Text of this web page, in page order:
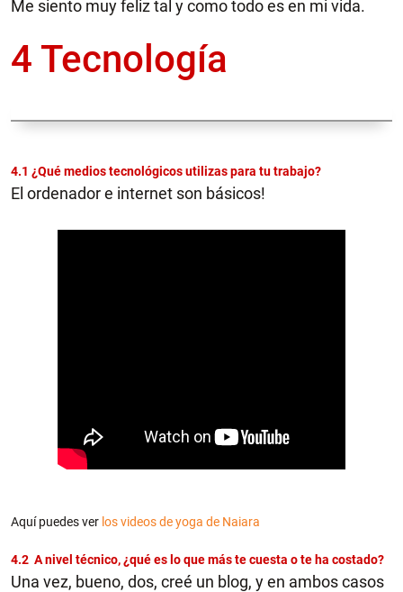
Me siento muy feliz tal y como todo es en mi vida.
4 Tecnología
4.1 ¿Qué medios tecnológicos utilizas para tu trabajo?
El ordenador e internet son básicos!
Aquí puedes ver los videos de yoga de Naiara
4.2 A nivel técnico, ¿qué es lo que más te cuesta o te ha costado?
Una vez, bueno, dos, creé un blog, y en ambos casos